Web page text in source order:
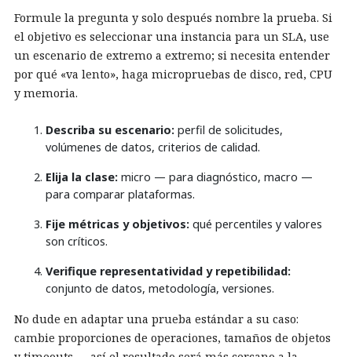
Formule la pregunta y solo después nombre la prueba. Si
el objetivo es seleccionar una instancia para un SLA, use
un escenario de extremo a extremo; si necesita entender
por qué «va lento», haga micropruebas de disco, red, CPU
y memoria.
Describa su escenario: perfil de solicitudes,
volúmenes de datos, criterios de calidad.
Elija la clase: micro — para diagnóstico, macro —
para comparar plataformas.
Fije métricas y objetivos: qué percentiles y valores
son críticos.
Verifique representatividad y repetibilidad:
conjunto de datos, metodología, versiones.
No dude en adaptar una prueba estándar a su caso:
cambie proporciones de operaciones, tamaños de objetos